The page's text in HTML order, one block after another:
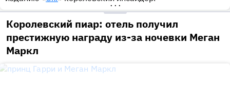
•••
Королевский пиар: отель получил
престижную награду из-за ночевки Меган
Маркл